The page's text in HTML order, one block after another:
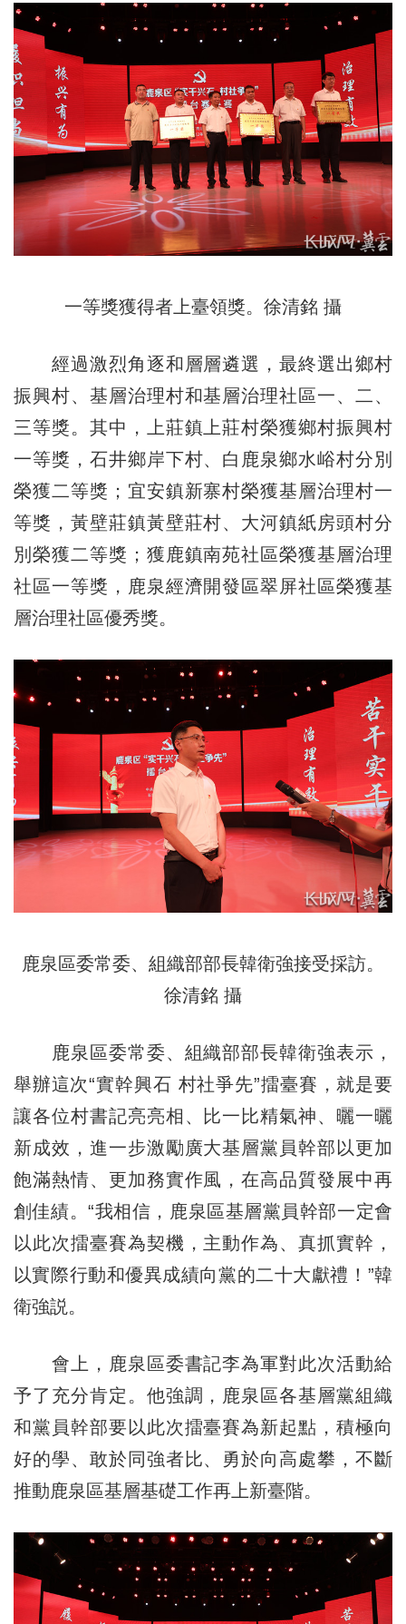
一等獎獲得者上臺領獎。徐清銘 攝
經過激烈角逐和層層遴選，最終選出鄉村
振興村、基層治理村和基層治理社區一、二、
三等獎。其中，上莊鎮上莊村榮獲鄉村振興村
一等獎，石井鄉岸下村、白鹿泉鄉水峪村分別
榮獲二等獎；宜安鎮新寨村榮獲基層治理村一
等獎，黃壁莊鎮黃壁莊村、大河鎮紙房頭村分
別榮獲二等獎；獲鹿鎮南苑社區榮獲基層治理
社區一等獎，鹿泉經濟開發區翠屏社區榮獲基
層治理社區優秀獎。
鹿泉區委常委、組織部部長韓衛強接受採訪。
徐清銘 攝
鹿泉區委常委、組織部部長韓衛強表示，
舉辦這次“實幹興石 村社爭先”擂臺賽，就是要
讓各位村書記亮亮相、比一比精氣神、曬一曬
新成效，進一步激勵廣大基層黨員幹部以更加
飽滿熱情、更加務實作風，在高品質發展中再
創佳績。“我相信，鹿泉區基層黨員幹部一定會
以此次擂臺賽為契機，主動作為、真抓實幹，
以實際行動和優異成績向黨的二十大獻禮！”韓
衛強説。
會上，鹿泉區委書記李為軍對此次活動給
予了充分肯定。他強調，鹿泉區各基層黨組織
和黨員幹部要以此次擂臺賽為新起點，積極向
好的學、敢於同強者比、勇於向高處攀，不斷
推動鹿泉區基層基礎工作再上新臺階。